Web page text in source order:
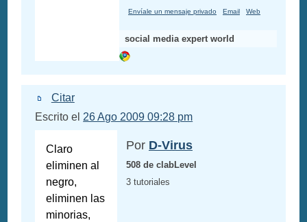
Envíale un mensaje privado Email Web
social media expert world
Citar
Escrito el 26 Ago 2009 09:28 pm
Claro
eliminen al
negro,
eliminen las
minorias,
Por D-Virus
508 de clabLevel
3 tutoriales